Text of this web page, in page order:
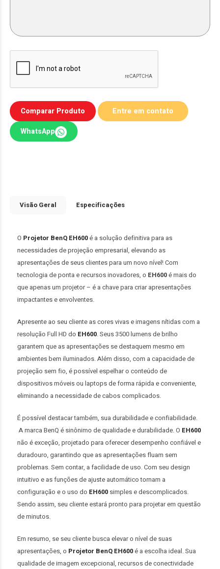
Comparar Produto
WhatsApp
Visão Geral Especificações
O Projetor BenQ EH600é a solução definitiva para as
necessidades de projeção empresarial, elevando as
apresentações de seus clientes para um novo nível! Com
tecnologia de ponta e recursos inovadores, o EH600é mais do
que apenas um projetor – é a chave para criar apresentações
impactantes e envolventes.
Apresente ao seu cliente as cores vivas e imagens nítidas com a
resolução Full HD do EH600. Seus 3500 lumens de brilho
garantem que as apresentações se destaquem mesmo em
ambientes bem iluminados. Além disso, com a capacidade de
projeção sem fio, é possível espelhar o conteúdo de
dispositivos móveis ou laptops de forma rápida e conveniente,
eliminando a necessidade de cabos complicados.
É possível destacar também, sua durabilidade e confiabilidade.
A marca BenQ é sinônimo de qualidade e durabilidade. O EH600
não é exceção, projetado para oferecer desempenho confiável e
duradouro, garantindo que as apresentações fluam sem
problemas. Sem contar, a facilidade de uso. Com seu design
intuitivo e as funções de ajuste automático tornam a
configuração e o uso do EH600 simples e descomplicados.
Sendo assim, seu cliente estará pronto para projetar em questão
de minutos.
Em resumo, se seu cliente busca elevar o nível de suas
apresentações, o Projetor BenQ EH600é a escolha ideal. Sua
qualidade de imagem excepcional, recursos de conectividade